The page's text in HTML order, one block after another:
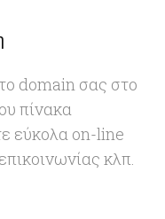
domain σας στο
πίνακα
εύκολα on-line
κλπ.